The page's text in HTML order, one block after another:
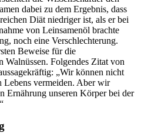
dabei zu dem Ergebnis, dass
Diät niedriger ist, als er bei
von Leinsamenöl brachte
noch eine Verschlechterung.
Beweise für die
Folgendes Zitat von
„Wir können nicht
Lebens vermeiden. Aber wir
Ernährung unseren Körper bei der